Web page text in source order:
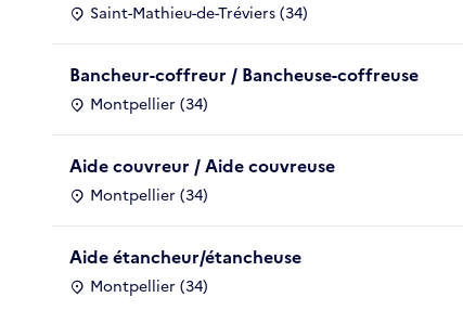
Saint-Mathieu-de-Tréviers (34)
Bancheur-coffreur / Bancheuse-coffreuse
Montpellier (34)
Aide couvreur / Aide couvreuse
Montpellier (34)
Aide étancheur/étancheuse
Montpellier (34)